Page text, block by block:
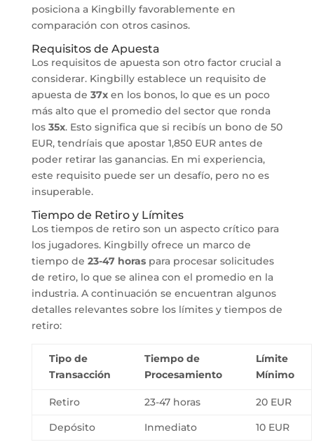
posiciona a Kingbilly favorablemente en
comparación con otros casinos.
Requisitos de Apuesta
Los requisitos de apuesta son otro factor crucial a
considerar. Kingbilly establece un requisito de
apuesta de 37xen los bonos, lo que es un poco
más alto que el promedio del sector que ronda
los 35x. Esto significa que si recibís un bono de 50
EUR, tendríais que apostar 1,850 EUR antes de
poder retirar las ganancias. En mi experiencia,
este requisito puede ser un desafío, pero no es
insuperable.
Tiempo de Retiro y Límites
Los tiempos de retiro son un aspecto crítico para
los jugadores. Kingbilly ofrece un marco de
tiempo de 23-47 horaspara procesar solicitudes
de retiro, lo que se alinea con el promedio en la
industria. A continuación se encuentran algunos
detalles relevantes sobre los límites y tiempos de
retiro:
Tipo de
Transacción
Tiempo de
Procesamiento
Límite
Mínimo
Retiro 23-47 horas
20 EUR
Depósito
Inmediato 10 EUR